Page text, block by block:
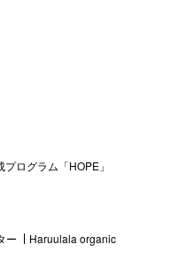
ログラム「HOPE」
ー
Haruulala organic